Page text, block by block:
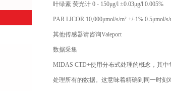
叶绿素 荧光计 0 - 150μg/l ±0.03μg/l 0.005%
PAR LICOR 10,000μmol/s/m² +/-1% 0.5μmol/s/
其他传感器请咨询Valeport
数据采集
MIDAS CTD+使用分布式处理的概念，其
处理所有的数据。这意味着精确到同一时刻